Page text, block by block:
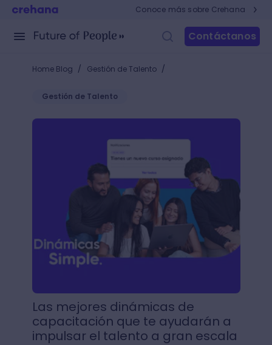
Conoce más sobre Crehana
Contáctanos
Home Blog / Gestión de Talento /
Gestión de Talento
Las mejores dinámicas de capacitación que te
Las mejores dinámicas de
capacitación que te ayudarán a
impulsar el talento a gran escala